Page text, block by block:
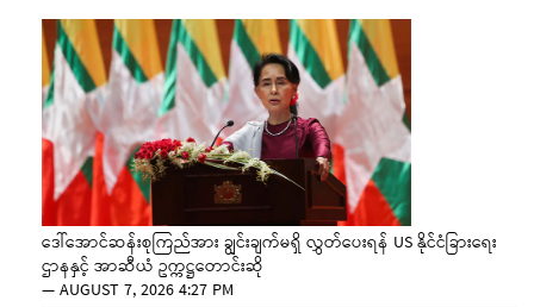
ဒေါ်အောင်ဆန်းစုကြည်အား ချွင်းချက်မရှိ လွှတ်ပေးရန် US နိုင်ငံခြားရေး
ဌာနနှင့် အာဆီယံ ဥက္ကဋ္ဌတောင်းဆို
—AUGUST 7, 2026 4:27 PM